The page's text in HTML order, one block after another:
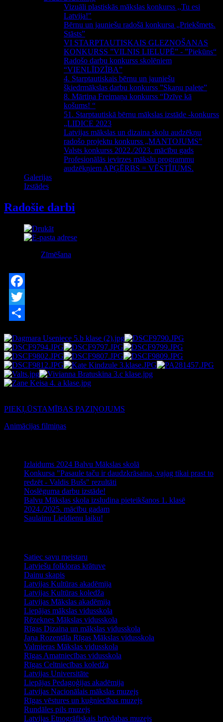
Vizuāli plastiskās mākslas konkurss ,,Tu esi
Latvija!"
Bērnu un jauniešu radošā konkursa „Priekšmets.
Stāsts”
VI STARPTAUTISKAIS GLEZNOŠANAS
KONKURSS ”VILNIS LIELUPĒ” - ”Piekūns“
Radošo darbu konkurss skolēniem
“VIENLĪDZĪBA”
4. Starptautiskais bērnu un jauniešu
šķiedrmākslas darbu konkurss ”Skaņu palete”
8. Mārtiņa Freimaņa konkurss “Dzīve kā
košums! “
51. Starptautiskā bērnu mākslas izstāde -konkurss
„LIDICE 2023
Latvijas mākslas un dizaina skolu audzēkņu
radošo projektu konkurss „MANTOJUMS”
Valsts konkurss 2022./2023. mācību gads
Profesionālās ievirzes mākslu programmu
audzēkņiem APĢĒRBS = VĒSTĪJUMS.
Galerijas
Izstādes
Radošie darbi
Zīmēšana
Facebook
Twitter
AdmirorGallery 4.5.0 , author/s
PIEKĻŪSTAMĪBAS PAZIŅOJUMS
Animācijas filmiņas
Izlaidums 2024 Balvu Mākslas skolā
Konkursa "Pasaule taču ir daudzkrāsaina, vajag tikai prast to
redzēt - Valdis Bušs" rezultāti
Noslēguma darbu izstāde!
Balvu Mākslas skola izsludina pieteikšanos 1. klasē
2024./2025. mācību gadam
Saulainu Lieldienu laiku!
Satiec savu meistaru
Latviešu folkloras krātuve
Dainu skapis
Latvijas Kultūras akadēmija
Latvijas Kultūras koledža
Latvijas Mākslas akadēmija
Liepājas mākslas vidusskola
Rēzeknes Mākslas vidusskola
Rīgas Dizaina un mākslas vidusskola
Jaņa Rozentāla Rīgas Mākslas vidusskola
Valmieras Mākslas vidusskola
Rīgas Amatniecības vidusskola
Rīgas Celtniecības koledža
Latvijas Universitāte
Liepājas Pedagoģijas akadēmija
Latvijas Nacionālais mākslas muzejs
Rīgas vēstures un kuģniecības muzejs
Rundāles pils muzejs
Latvijas Etnogrāfiskais brīvdabas muzejs